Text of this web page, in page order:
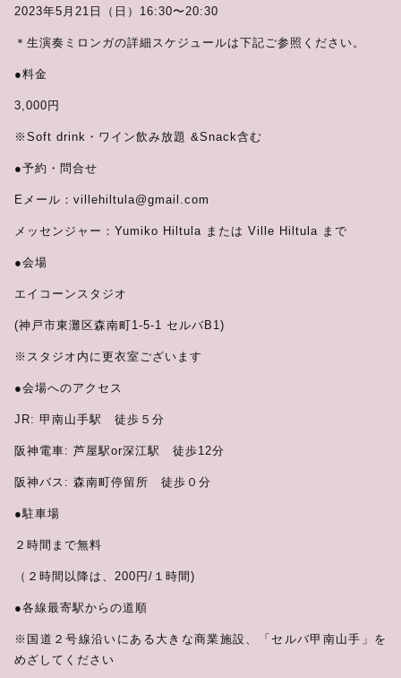
2023年5月21日（日）16:30〜20:30
＊生演奏ミロンガの詳細スケジュールは下記ご参照ください。
●料金
3,000円
※Soft drink・ワイン飲み放題 &Snack含む
●予約・問合せ
Eメール：villehiltula@gmail.com
メッセンジャー：Yumiko Hiltula または Ville Hiltula まで
●会場
エイコーンスタジオ
(神戸市東灘区森南町1-5-1 セルバB1)
※スタジオ内に更衣室ございます
●会場へのアクセス
JR: 甲南山手駅 徒歩５分
阪神電車: 芦屋駅or深江駅 徒歩12分
阪神バス: 森南町停留所 徒歩０分
●駐車場
２時間まで無料
（２時間以降は、200円/１時間)
●各線最寄駅からの道順
※国道２号線沿いにある大きな商業施設、「セルバ甲南山手」を
めざしてください